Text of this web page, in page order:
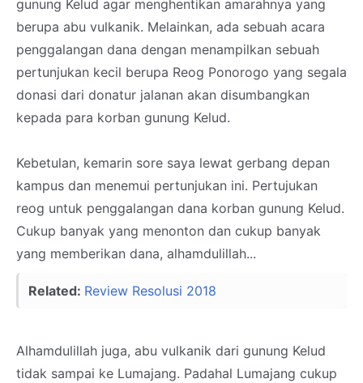
gunung Kelud agar menghentikan amarahnya yang
berupa abu vulkanik. Melainkan, ada sebuah acara
penggalangan dana dengan menampilkan sebuah
pertunjukan kecil berupa Reog Ponorogo yang segala
donasi dari donatur jalanan akan disumbangkan
kepada para korban gunung Kelud.
Kebetulan, kemarin sore saya lewat gerbang depan
kampus dan menemui pertunjukan ini. Pertujukan
reog untuk penggalangan dana korban gunung Kelud.
Cukup banyak yang menonton dan cukup banyak
yang memberikan dana, alhamdulillah...
Related: Review Resolusi 2018
Alhamdulillah juga, abu vulkanik dari gunung Kelud
tidak sampai ke Lumajang. Padahal Lumajang cukup